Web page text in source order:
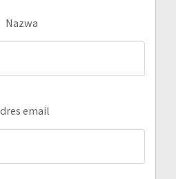
Nazwa
email